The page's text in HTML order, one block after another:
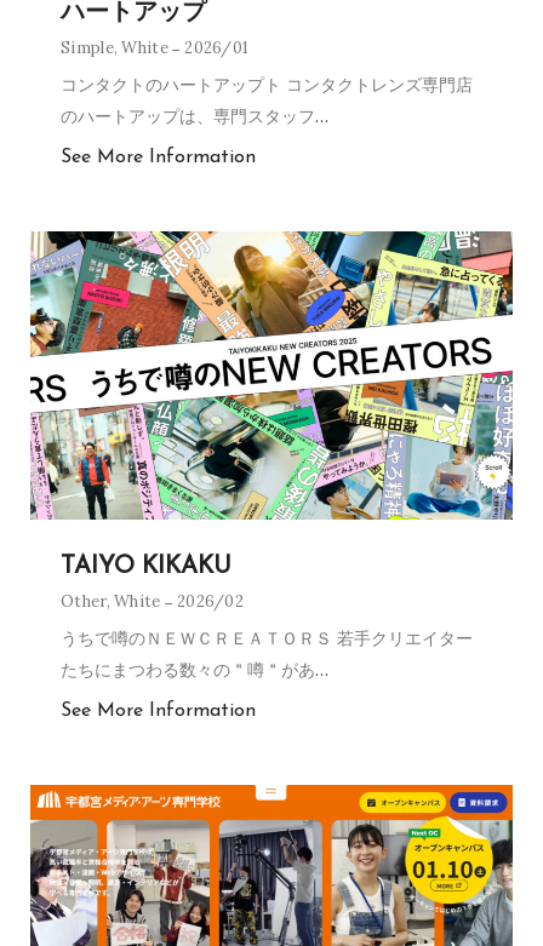
ハートアップ
Simple,White 2026/01
コンタクトのハートアップト コンタクトレンズ専門店
のハートアップは、専門スタッフ…
See More Information
TAIYO KIKAKU
Other,White 2026/02
うちで噂のＮＥＷＣＲＥＡＴＯＲＳ 若手クリエイター
たちにまつわる数々の＂噂＂があ…
See More Information